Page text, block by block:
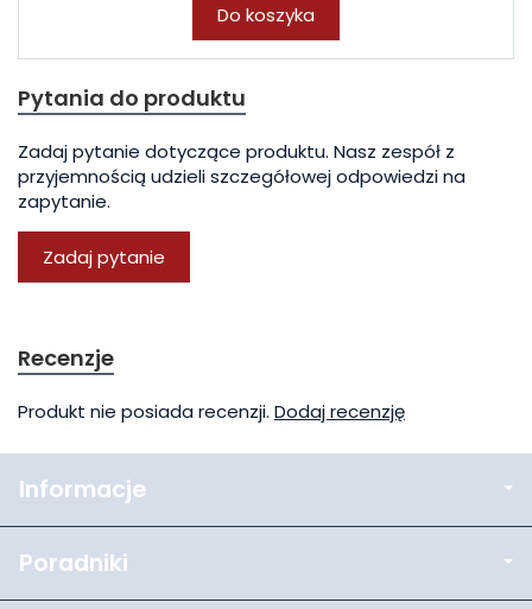
Do koszyka
Pytania do produktu
Zadaj pytanie dotyczące produktu. Nasz zespół z
przyjemnością udzieli szczegółowej odpowiedzi na
zapytanie.
Zadaj pytanie
Recenzje
Produkt nie posiada recenzji. Dodaj recenzję
Informacje
Poradniki